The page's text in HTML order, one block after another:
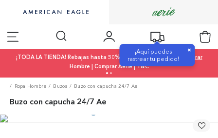
¡Aquí puedes
rastrear tu pedido!
×
¡TODA LA TIENDA! Rebajas hasta 50% OFF |Comprar Mujer|
Comprar
Hombre | Comprar Aerie|T&C
Ropa Hombre Buzos Buzo con capucha 24/7 Ae
Buzo con capucha 24/7 Ae